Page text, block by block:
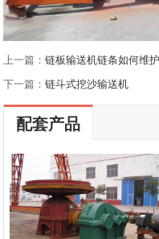
上一篇：链板输送机链条如何维护
下一篇：链斗式挖沙输送机
配套产品